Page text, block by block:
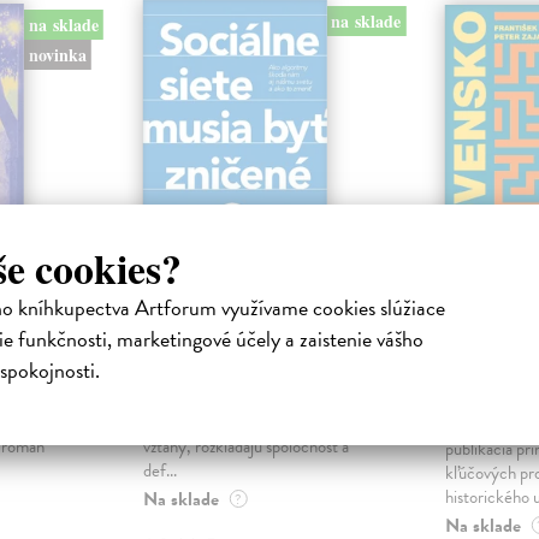
cookies?
kníhkupectva Artforum využívame cookies slúžiace
funkčnosti, marketingové účely a zaistenie vášho
na sklade
novinka
na sklade
Sociálne siete musia
byť zničené
vzťahy, rozkladajú spoločnosť a
def...
Na sklade ?
sme.
publikácia
kľúčových
historického
Na sklade